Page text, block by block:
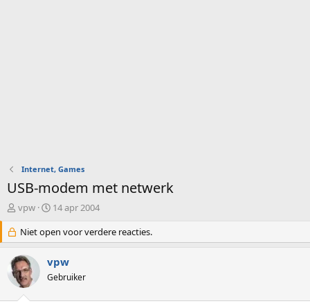
Internet, Games
USB-modem met netwerk
O
d
e
r
w
e
vpw
S
a
r
d
a
14 apr 2004
Niet open voor verdere reacties.
vpw
Gebruiker